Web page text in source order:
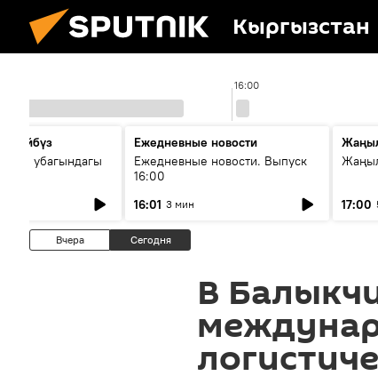
Кыргызстан
16:00
өз убагындагы
Ежедневные новости
Ежедневные новости. Выпуск
16:00
16:01 3 мин 17:00
Вчера Сегодня
В